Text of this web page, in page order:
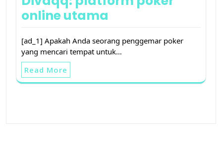
online utama
[ad_1] Apakah Anda seorang penggemar poker
yang mencari tempat untuk…
Read More